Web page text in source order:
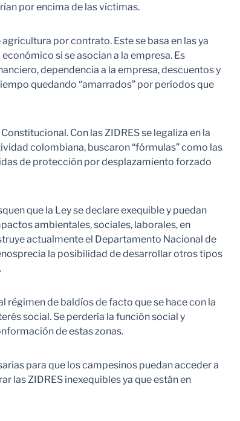
por encima de las víctimas.
por contrato. Este se basa en las ya
si se asocian a la empresa. Es
dependencia a la empresa, descuentos y
quedando “amarrados” por períodos que
Con las ZIDRES se legaliza en la
colombiana, buscaron “fórmulas” como las
de protección por desplazamiento forzado
que la Ley se declare exequible y puedan
ambientales, sociales, laborales, en
actualmente el Departamento Nacional de
la posibilidad de desarrollar otros tipos
régimen de baldíos de facto que se hace con la
social. Se perdería la función social y
de estas zonas.
para que los campesinos puedan acceder a
las ZIDRES inexequibles ya que están en